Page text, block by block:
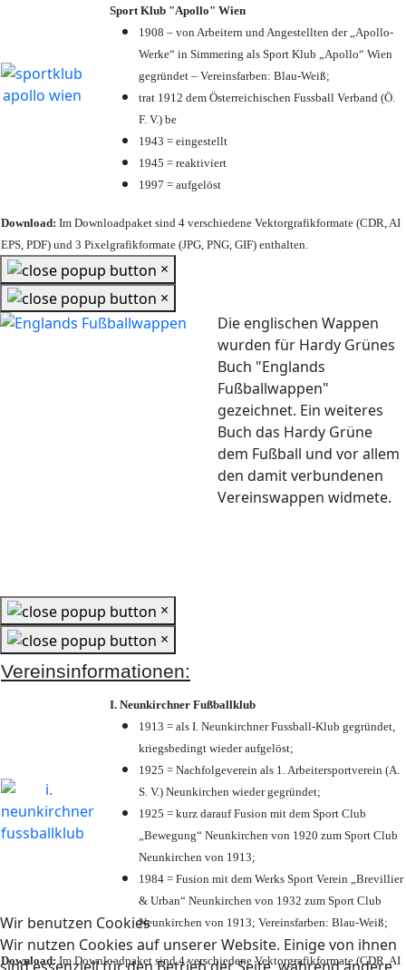
Wir benutzen Cookies
Wir nutzen Cookies auf unserer Website. Einige von ihnen
Sport Klub "Apollo" Wien
1908 – von Arbeitern und Angestellten der „Apollo-
Werke“ in Simmering als Sport Klub „Apollo“ Wien
gegründet – Vereinsfarben: Blau-Weiß;
trat 1912 dem Österreichischen Fussball Verband (Ö.
F. V.) be
1943 = eingestellt
1945 = reaktiviert
1997 = aufgelöst
Download: Im Downloadpaket sind 4 verschiedene Vektorgrafikformate (CDR, AI
EPS, PDF) und 3 Pixelgrafikformate (JPG, PNG, GIF) enthalten.
×
×
Die englischen Wappen
wurden für Hardy Grünes
Buch "Englands
Fußballwappen"
gezeichnet. Ein weiteres
Buch das Hardy Grüne
dem Fußball und vor allem
den damit verbundenen
Vereinswappen widmete.
×
×
Vereinsinformationen:
I. Neunkirchner Fußballklub
1913 = als I. Neunkirchner Fussball-Klub gegründet,
kriegsbedingt wieder aufgelöst;
1925 = Nachfolgeverein als 1. Arbeitersportverein (A.
S. V.) Neunkirchen wieder gegründet;
1925 = kurz darauf Fusion mit dem Sport Club
„Bewegung“ Neunkirchen von 1920 zum Sport Club
Neunkirchen von 1913;
1984 = Fusion mit dem Werks Sport Verein „Brevillier
& Urban“ Neunkirchen von 1932 zum Sport Club
Neunkirchen von 1913; Vereinsfarben: Blau-Weiß;
Download: Im Downloadpaket sind 4 verschiedene Vektorgrafikformate (CDR, AI